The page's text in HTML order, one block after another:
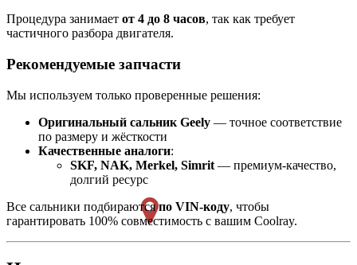
Процедура занимает от 4 до 8 часов, так как требует
частичного разбора двигателя.
Рекомендуемые запчасти
Мы используем только проверенные решения:
Оригинальный сальник Geely — точное соответствие
по размеру и жёсткости
Качественные аналоги:
SKF, NAK, Merkel, Simrit — премиум-качество,
долгий ресурс
Все сальники подбираютсяпо VIN-коду, чтобы
гарантировать 100% совместимость с вашим Coolray.